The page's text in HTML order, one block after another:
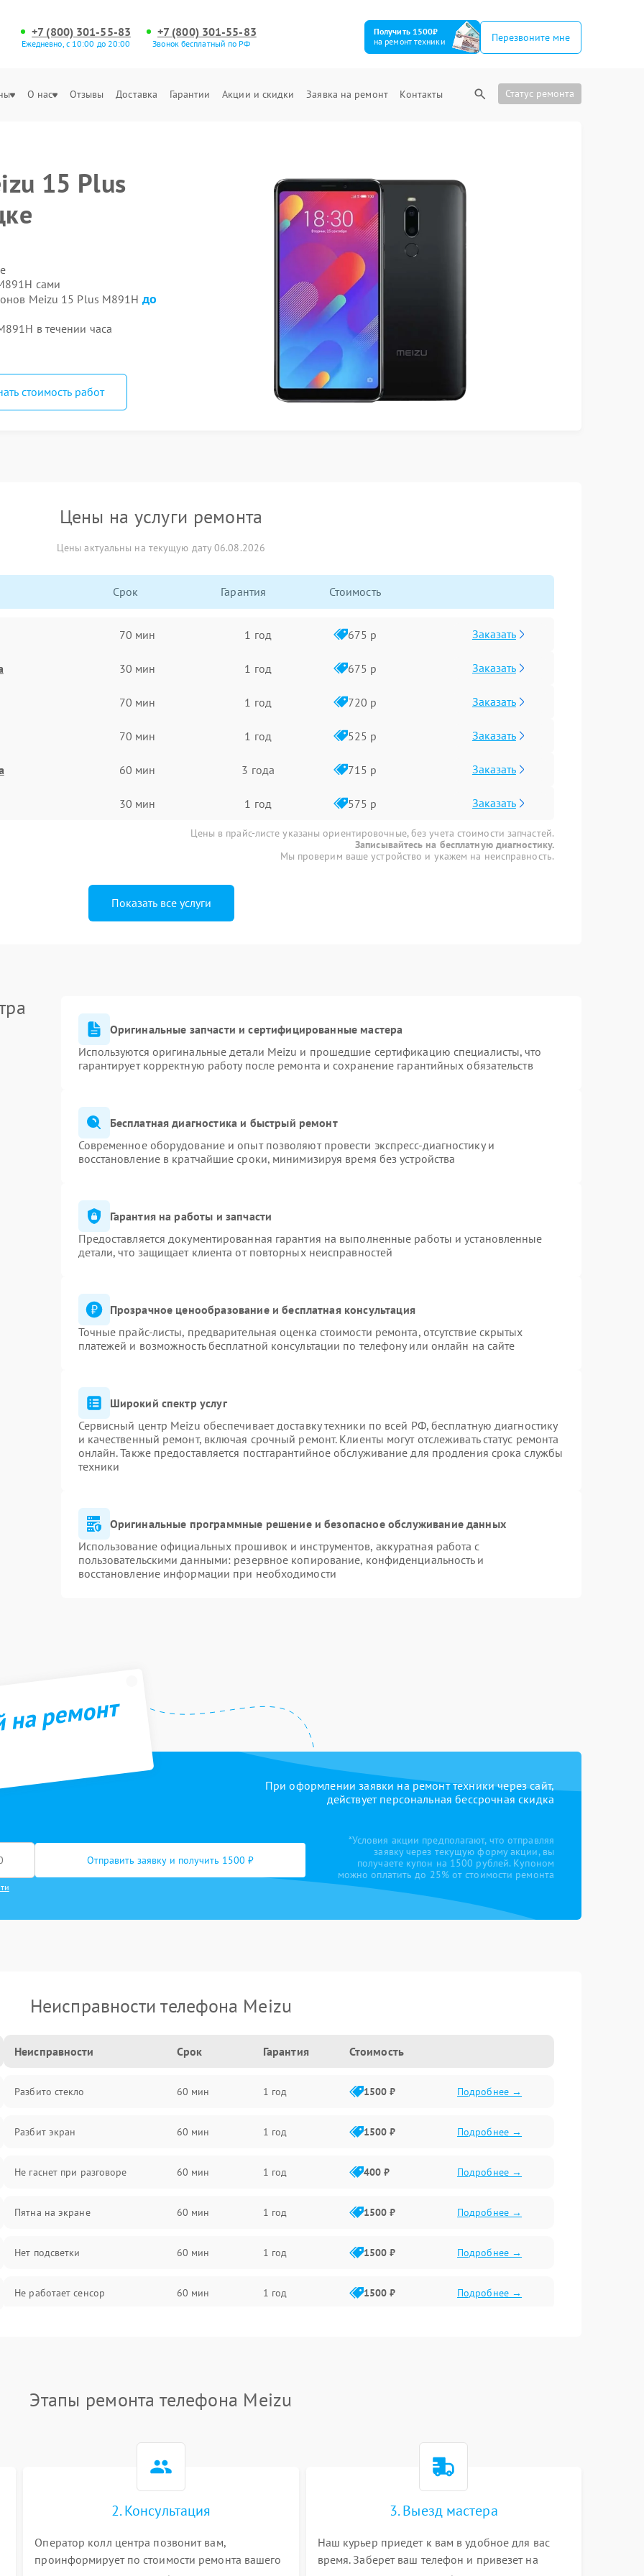
+7 (800) 301-55-83
Ежедневно, с 10:00 до 20:00
+7 (800) 301-55-83
Звонок бесплатный по РФ
Получить 1500₽
на ремонт техники
Перезвоните мне
О нас Отзывы Доставка Гарантии Акции и скидки Заявка на ремонт Контакты Статус ремонта
15 Plus
сами
Meizu 15 Plus M891H до
в течении часа
стоимость работ
Цены на услуги ремонта
Цены актуальны на текущую дату 06.08.2026
Срок Гарантия Стоимость
70 мин 1 год 675 р Заказать
30 мин 1 год 675 р Заказать
70 мин 1 год 720 р Заказать
70 мин 1 год 525 р Заказать
60 мин 3 года 715 р Заказать
30 мин 1 год 575 р Заказать
Цены в прайс-листе указаны ориентировочные, без учета стоимости запчастей.
Записывайтесь на бесплатную диагностику.
Мы проверим ваше устройство и укажем на неисправность.
Показать все услуги
Оригинальные запчасти и сертифицированные мастера
Используются оригинальные детали Meizu и прошедшие сертификацию специалисты, что
гарантирует корректную работу после ремонта и сохранение гарантийных обязательств
Бесплатная диагностика и быстрый ремонт
Современное оборудование и опыт позволяют провести экспресс-диагностику и
восстановление в кратчайшие сроки, минимизируя время без устройства
Гарантия на работы и запчасти
Предоставляется документированная гарантия на выполненные работы и установленные
детали, что защищает клиента от повторных неисправностей
Прозрачное ценообразование и бесплатная консультация
Точные прайс-листы, предварительная оценка стоимости ремонта, отсутствие скрытых
платежей и возможность бесплатной консультации по телефону или онлайн на сайте
Широкий спектр услуг
Сервисный центр Meizu обеспечивает доставку техники по всей РФ, бесплатную диагностику
и качественный ремонт, включая срочный ремонт. Клиенты могут отслеживать статус ремонта
онлайн. Также предоставляется постгарантийное обслуживание для продления срока службы
техники
Оригинальные программные решение и безопасное обслуживание данных
Использование официальных прошивок и инструментов, аккуратная работа с
пользовательскими данными: резервное копирование, конфиденциальность и
восстановление информации при необходимости
ремонт
При оформлении заявки на ремонт техники через сайт,
действует персональная бессрочная скидка
Отправить заявку и получить 1500 ₽
*Условия акции предполагают, что отправляя
заявку через текущую форму акции, вы
получаете купон на 1500 рублей. Купоном
можно оплатить до 25% от стоимости ремонта
Неисправности телефона Meizu
Неисправности Срок Гарантия Стоимость
Разбито стекло 60 мин 1 год 1500 ₽ Подробнее →
Разбит экран 60 мин 1 год 1500 ₽ Подробнее →
Не гаснет при разговоре 60 мин 1 год 400 ₽ Подробнее →
Пятна на экране 60 мин 1 год 1500 ₽ Подробнее →
Нет подсветки 60 мин 1 год 1500 ₽ Подробнее →
Не работает сенсор 60 мин 1 год 1500 ₽ Подробнее →
Не работает Face ID 60 мин
Этапы ремонта телефона Meizu
2. Консультация
Оператор колл центра позвонит вам,
проинформирует по стоимости ремонта вашего
3. Выезд мастера
Наш курьер приедет к вам в удобное для вас
время. Заберет ваш телефон и привезет на